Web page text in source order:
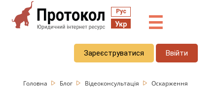
Рус
Укр ☰
Зареєструватися Ввійти
Головна Блог Відеоконсультація
Оскарження